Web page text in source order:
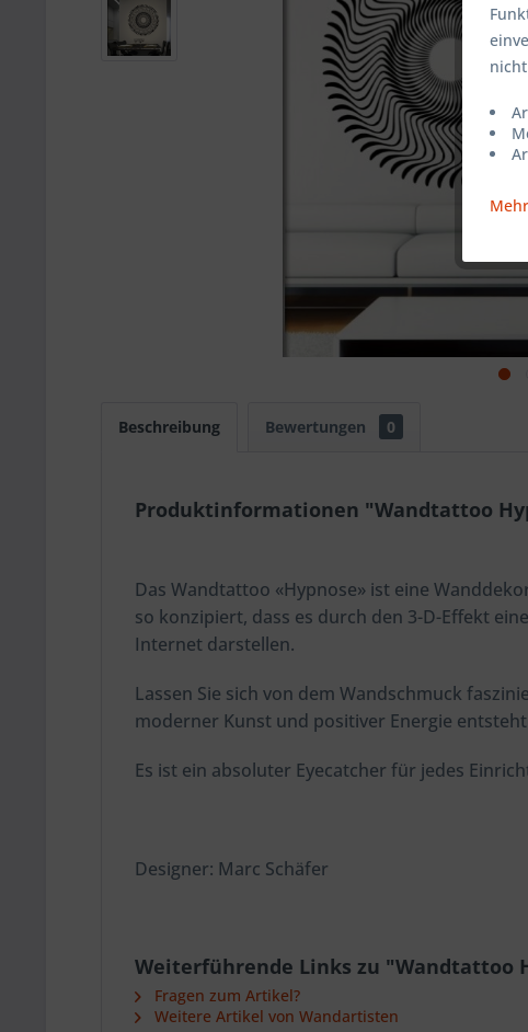
Beschreibung Bewertungen 0
Produktinformationen "Wandtattoo
Das Wandtattoo «Hypnose» ist eine
so konzipiert, dass es durch den 3-D-Effekt
Internet darstellen.
Lassen Sie sich von dem Wandschmuck
moderner Kunst und positiver Energie
Es ist ein absoluter Eyecatcher für jedes
Designer: Marc Schäfer
Weiterführende Links zu "Wandtattoo
Fragen zum Artikel?
Weitere Artikel von Wandartisten